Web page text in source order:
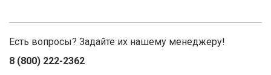
Есть вопросы? Задайте их нашему менеджеру!
8 (800) 222-2362